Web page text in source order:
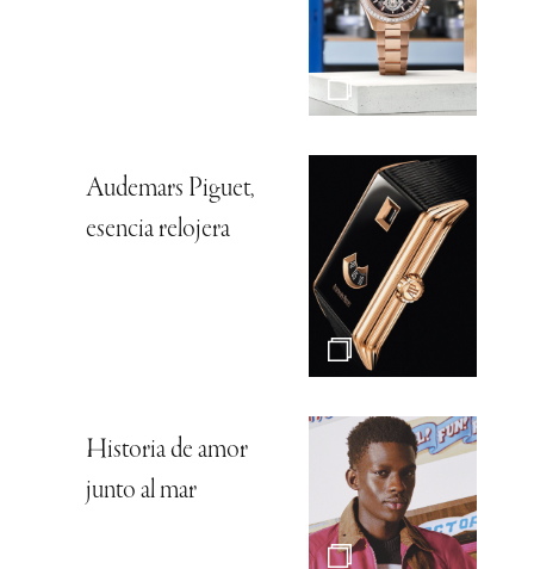
Audemars Piguet,
esencia relojera
Historia de amor
junto al mar